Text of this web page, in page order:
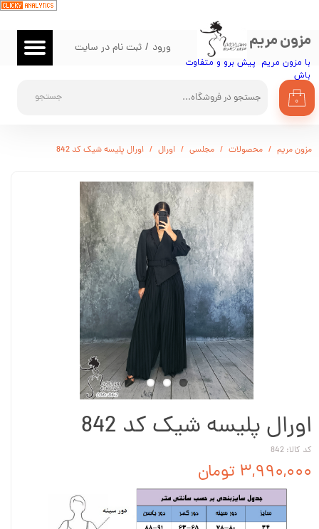
مزون مریم
با مزون مریم پیش برو و متفاوت
باش​​​​​​​
جستجو ۰
ورود / ثبت نام در سایت
حساب کاربری من
تغییر گذر واژه
سفارشات
مزون مریم محصولات مجلسی اورال اورال پلیسه شیک کد 842
اورال پلیسه شیک کد 842
کد کالا: 842
۳,۹۹۰,۰۰۰ تومان